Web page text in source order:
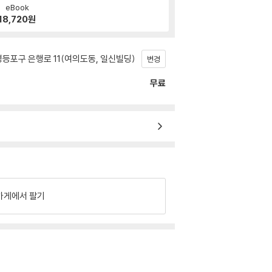
eBook
원
포구 은행로 11(여의도동, 일신빌딩) 변경
무료
게에서 팔기